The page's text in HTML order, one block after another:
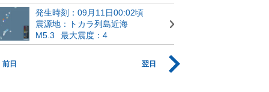
発生時刻：09月11日00:02頃
震源地：トカラ列島近海
M5.3
最大震度：4
前日 翌日